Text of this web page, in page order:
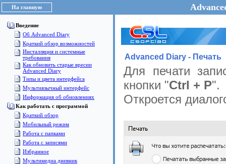
На главную
Введение
Об Advanced Diary
Краткий обзор возможностей
Инсталляция и системные
требования
Как обновить старые вресии
Advanced Diary
Типы и цвета интерфейса
Мультиязычный интерфейс
Информация об обновлениях
Как работать с программой
Краткий обзор
Мобильный режим
Работа с папками
Работа с записями
Избранное
Мультимедиа дневник
Advanced Diary - Печать
Для печати
кнопки "Ctrl + P".
Откроется